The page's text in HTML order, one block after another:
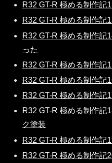
R32 GT-R 極める制作記
R32 GT-R 極める制作記
R32 GT-R 極める制作記
った
R32 GT-R 極める制作記
R32 GT-R 極める制作記
R32 GT-R 極める制作記
R32 GT-R 極める制作記
ク塗装
R32 GT-R 極める制作記
R32 GT-R 極める制作記